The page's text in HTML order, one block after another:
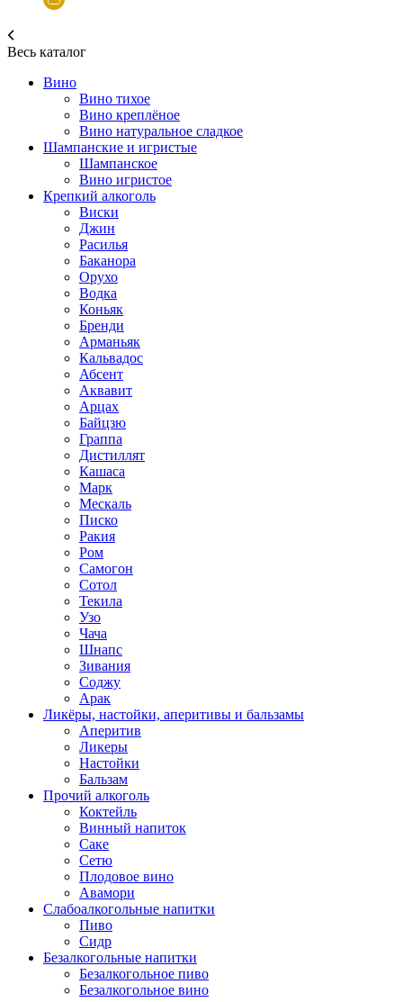
Весь каталог
Вино
Вино тихое
Вино креплёное
Вино натуральное сладкое
Шампанские и игристые
Шампанское
Вино игристое
Крепкий алкоголь
Виски
Джин
Расилья
Баканора
Орухо
Водка
Коньяк
Бренди
Арманьяк
Кальвадос
Абсент
Аквавит
Арцах
Байцзю
Граппа
Дистиллят
Кашаса
Марк
Мескаль
Писко
Ракия
Ром
Самогон
Сотол
Текила
Узо
Чача
Шнапс
Зивания
Соджу
Арак
Ликёры, настойки, аперитивы и бальзамы
Аперитив
Ликеры
Настойки
Бальзам
Прочий алкоголь
Коктейль
Винный напиток
Саке
Сетю
Плодовое вино
Авамори
Слабоалкогольные напитки
Пиво
Сидр
Безалкогольные напитки
Безалкогольное пиво
Безалкогольное вино